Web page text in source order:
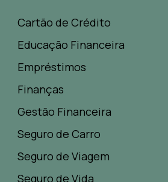
Cartão de Crédito
Educação Financeira
Empréstimos
Finanças
Gestão Financeira
Seguro de Carro
Seguro de Viagem
Seguro de Vida